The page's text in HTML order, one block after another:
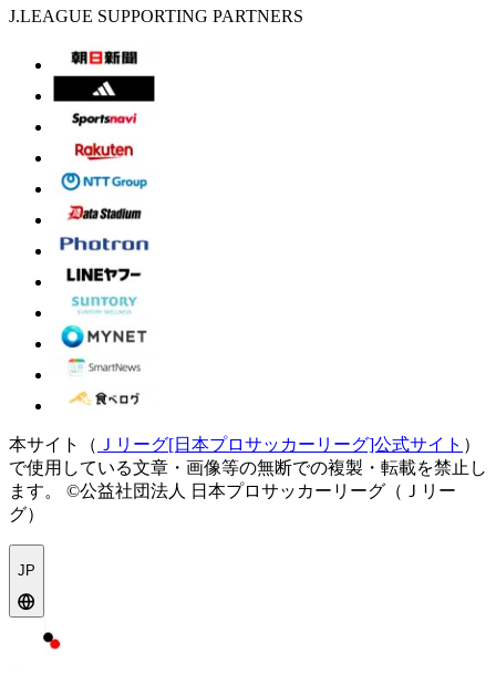
J.LEAGUE SUPPORTING PARTNERS
本サイト（ Ｊリーグ[日本プロサッカーリーグ]公式サイト ）
で使用している文章・画像等の無断での複製・転載を禁止し
ます。
©公益社団法人 日本プロサッカーリーグ（Ｊリー
グ）
JP